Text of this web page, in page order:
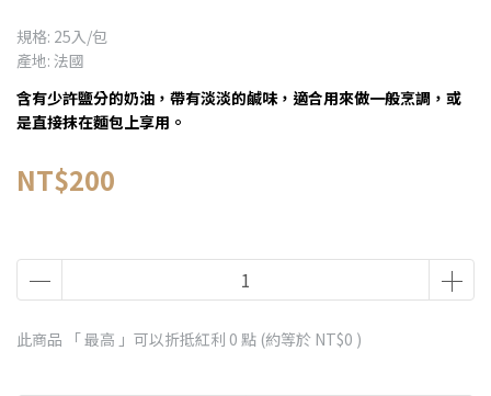
規格: 25入/包
產地: 法國
含有少許鹽分的奶油，帶有淡淡的鹹味，適合用來做一般烹調，或
是直接抹在麵包上享用。
NT$200
此商品 「 最高 」可以折抵紅利 0 點 (約等於 NT$0 )